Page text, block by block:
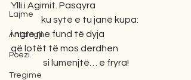
Lajme
Antologji
Poezi
Tregime
Ylli i Agimit. Pasqyra
                 ku sytë e tu janë kupa:
i ngre me fund të dyja
që lotët të mos derdhen
                  si lumenjtë… e fryra!